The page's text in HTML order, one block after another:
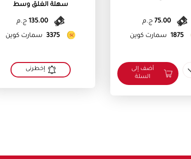
75.00 ج.م
1875 سمارت كوين
أضف إلى
السلة
سهلة الغلق وسط
135.00 ج.م
3375 سمارت كوين
إخطرنى